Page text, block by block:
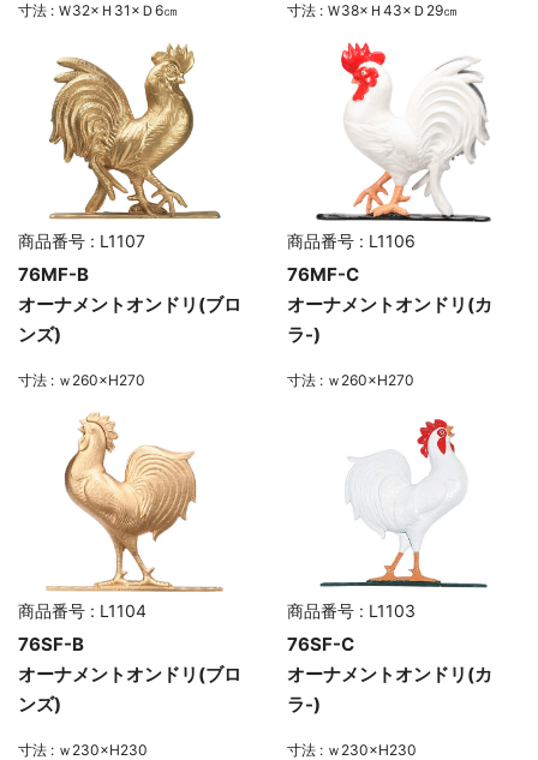
寸法 : Ｗ32×Ｈ31×Ｄ6㎝ 寸法 : Ｗ38×Ｈ43×Ｄ29㎝
商品番号 : L1107
76MF-B
オーナメントオンドリ(ブロ
ンズ)
寸法 : ｗ260×H270
商品番号 : L1106
76MF-C
オーナメントオンドリ(カ
ラ-)
寸法 : ｗ260×H270
商品番号 : L1104
76SF-B
オーナメントオンドリ(ブロ
ンズ)
寸法 : ｗ230×H230
商品番号 : L1103
76SF-C
オーナメントオンドリ(カ
ラ-)
寸法 : ｗ230×H230